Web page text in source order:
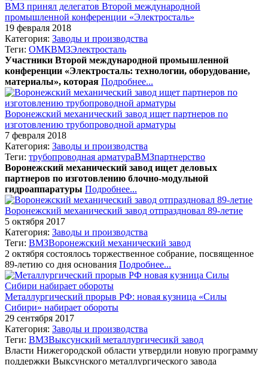
ВМЗ принял делегатов Второй международной
промышленной конференции «Электросталь»
19 февраля 2018
Категория: Заводы и производства
Теги: ОМКВМЗЭлектросталь
Участники Второй международной промышленной
конференции «Электросталь: технологии, оборудование,
материалы», которая Подробнее...
Воронежский механический завод ищет партнеров по
изготовлению трубопроводной арматуры
7 февраля 2018
Категория: Заводы и производства
Теги: трубопроводная арматураВМЗпартнерство
Воронежский механический завод ищет деловых
партнеров по изготовлению блочно-модульной
гидроаппаратуры Подробнее...
Воронежский механический завод отпраздновал 89-летие
5 октября 2017
Категория: Заводы и производства
Теги: ВМЗВоронежский механический завод
2 октября состоялось торжественное собрание, посвященное
89-летию со дня основания Подробнее...
Металлургический прорыв РФ: новая кузница «Силы
Сибири» набирает обороты
29 сентября 2017
Категория: Заводы и производства
Теги: ВМЗВыксунский металлургичесикй завод
Власти Нижегородской области утвердили новую программу
поддержки Выксунского металлургического завода